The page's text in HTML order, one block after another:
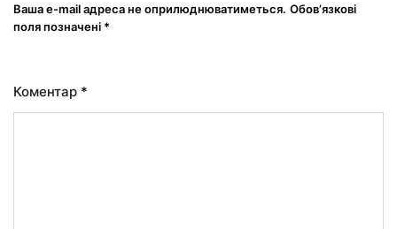
Ваша e-mail адреса не оприлюднюватиметься. Обов’язкові
поля позначені *
Коментар *